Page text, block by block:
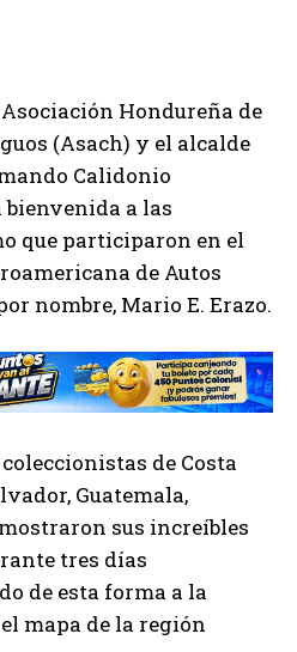
Hondureña de
(Asach) y el alcalde
Calidonio
a las
que participaron en el
de Autos
nombre, Mario E. Erazo.
de Costa
Guatemala,
sus increíbles
tres días
de esta forma a la
mapa de la región